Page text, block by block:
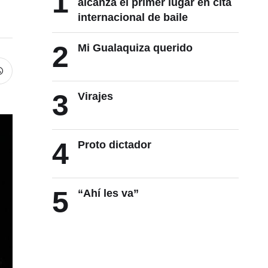
alcanza el primer lugar en cita
internacional de baile
2 Mi Gualaquiza querido
3 Virajes
4 Proto dictador
5 “Ahí les va”